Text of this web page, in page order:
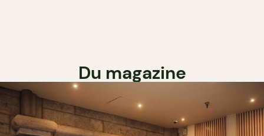
Du magazine